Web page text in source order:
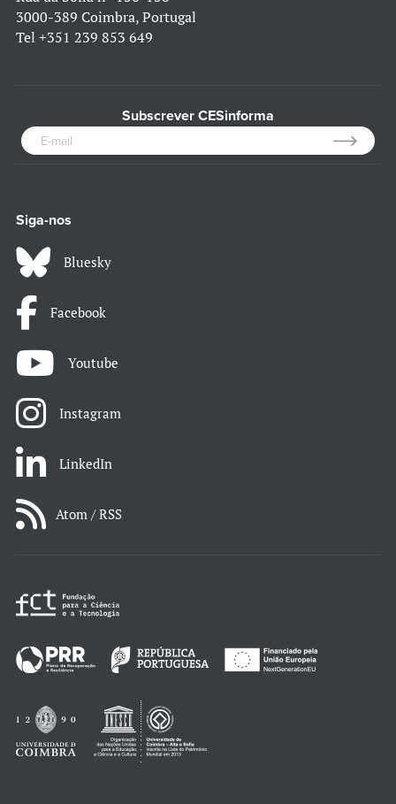
3000-389 Coimbra, Portugal
Tel +351 239 853 649
Subscrever CESinforma
Siga-nos
Bluesky
Facebook
Youtube
Instagram
LinkedIn
Atom / RSS